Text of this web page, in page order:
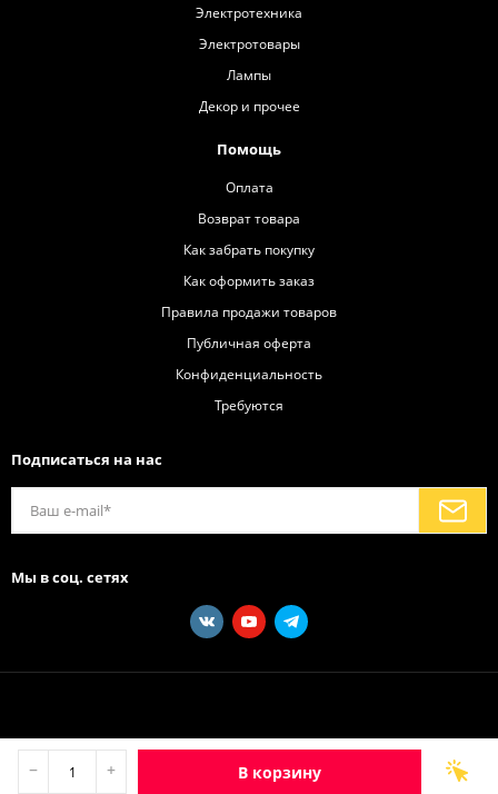
− + В корзину
Электротехника
Электротовары
Лампы
Декор и прочее
Помощь
Оплата
Возврат товара
Как забрать покупку
Как оформить заказ
Правила продажи товаров
Публичная оферта
Конфиденциальность
Требуются
Подписаться на нас
Мы в соц. сетях